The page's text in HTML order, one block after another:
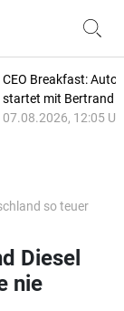
CEO Breakfast:
startet mit Bertrand
07.08.2026, 12:05
so teuer
Diesel
nie